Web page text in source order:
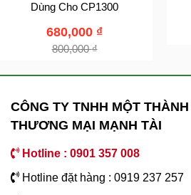
Dùng Cho CP1300
800,000₫
680,000 ₫
CÔNG TY TNHH MỘT
THƯƠNG MẠI MẠNH TÀI
Hotline : 0901 357 008
Hotline đặt hàng : 0919 237 257